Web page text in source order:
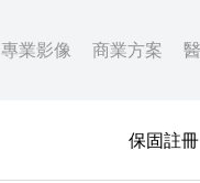
專業影像 商業方案
保固註冊